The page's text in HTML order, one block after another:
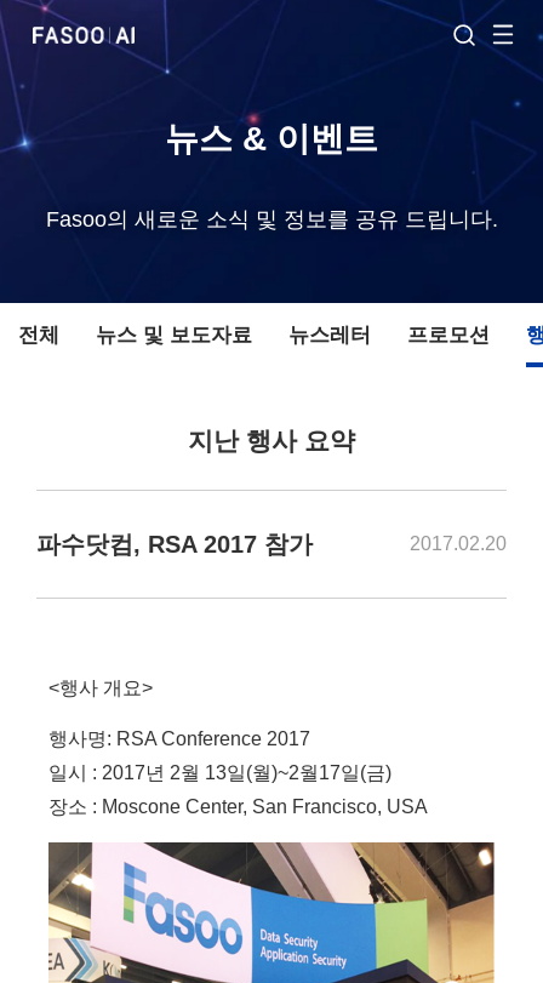
뉴스 & 이벤트
Fasoo의 새로운 소식 및 정보를 공유 드립니다.
전체 뉴스 및 보도자료 뉴스레터 프로모션
지난 행사 요약
파수닷컴, RSA 2017 참가 2017.02.20
<행사 개요>
행사명: RSA Conference 2017
일시 : 2017년 2월 13일(월)~2월17일(금)
장소 : Moscone Center, San Francisco, USA